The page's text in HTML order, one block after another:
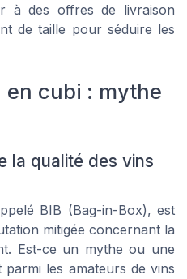
à des offres de livraison
de taille pour séduire les
en cubi : mythe
la qualité des vins
BIB (Bag-in-Box), est
mitigée concernant la
Est-ce un mythe ou une
les amateurs de vins